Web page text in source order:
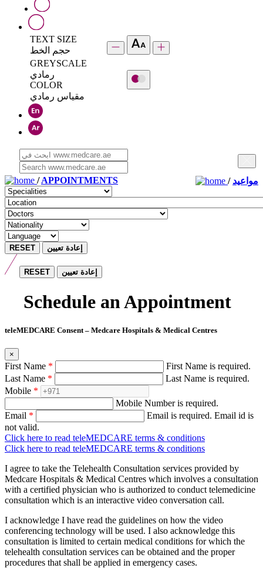
TEXT SIZE
حجم الخط
GREYSCALE
رمادي
COLOR
مقياس رمادي
/APPOINTMENTS / مواعيد
RESET إعادة تعيين
RESET إعادة تعيين
Schedule an Appointment
teleMEDCARE Consent – Medcare Hospitals & Medical Centres
×
First Name *
First Name is required.
Last Name *
Last Name is required.
Mobile *
Mobile Number is required.
Email * Email is required. Email id is
not valid.
Click here to read teleMEDCARE terms & conditions
Click here to read teleMEDCARE terms & conditions
I agree to take the Telehealth Consultation services provided by
Medcare Hospitals & Medical Centres which involves a consultation
with a certified physician who is authorized to conduct telemedicine
consultation which is an interactive video conversation call.
I acknowledge I have read the guidelines on how the video
conferencing technology will be used. I also acknowledge this
consultation is limited to certain medical conditions for which the
telehealth consultation services can be obtained and the proper
procedures that shall be applied in emergency cases.